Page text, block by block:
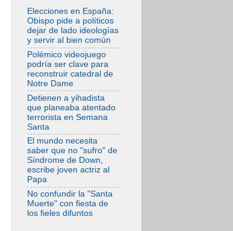
cristiano"
07.08.2026
La matanza de
niños en Gaza no
cesa: 300 muertos
en 300 días
07.08.2026
Tagle: La guerra
desfigura el mundo,
solo la revelación
de Dios lo
transfigura
Elecciones en España:
Obispo pide a políticos
dejar de lado ideologías
y servir al bien común
Polémico videojuego
podría ser clave para
reconstruir catedral de
Notre Dame
Detienen a yihadista
que planeaba atentado
terrorista en Semana
Santa
El mundo necesita
saber que no "sufro" de
Síndrome de Down,
escribe joven actriz al
Papa
No confundir la "Santa
Muerte" con fiesta de
los fieles difuntos